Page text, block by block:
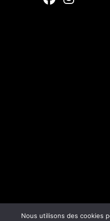
Nous utilisons des cookies